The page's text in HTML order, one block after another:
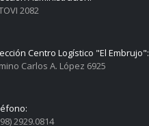
2082
Centro Logístico "El Embrujo":
Carlos A. López 6925
2929.0814